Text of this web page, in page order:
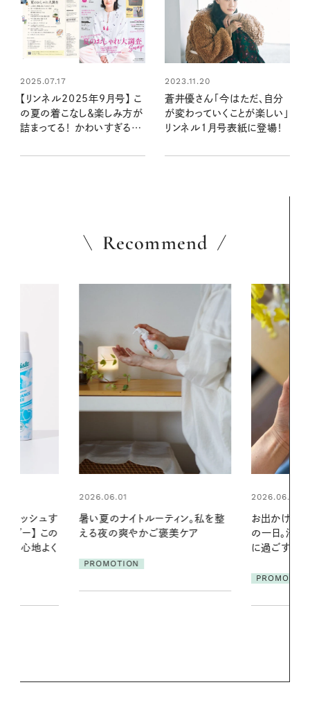
2025.07.17
【リンネル2025年9月号】 こ
の夏の着こなし＆楽しみ方が
詰まってる！ かわいすぎる「ミ
すめ特集を最速レポート＜7
2023.11.20
蒼井優さん「今はただ、自分
が変わっていくことが楽しい」
リンネル1月号表紙に登場！
Recommend
ン。私を整
ケア
2026.06.01
お出かけ前のひと手間で変わる、夏
の一日。汗ばむ季節を「ごきげん」
2026.06.01
真夏に向け
やりジェルと
地よくうるお